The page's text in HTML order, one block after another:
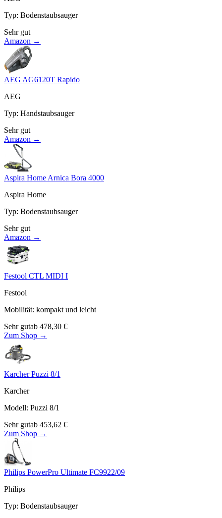
Typ: Bodenstaubsauger
Sehr gut
Amazon →
AEG AG6120T Rapido
AEG
Typ: Handstaubsauger
Sehr gut
Amazon →
Aspira Home Arnica Bora 4000
Aspira Home
Typ: Bodenstaubsauger
Sehr gut
Amazon →
Festool CTL MIDI I
Festool
Mobilität: kompakt und leicht
Sehr gutab 478,30 €
Zum Shop →
Karcher Puzzi 8/1
Karcher
Modell: Puzzi 8/1
Sehr gutab 453,62 €
Zum Shop →
Philips PowerPro Ultimate FC9922/09
Philips
Typ: Bodenstaubsauger